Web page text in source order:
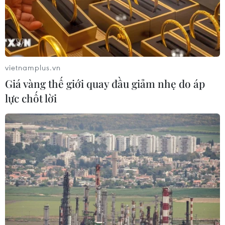
Theo các thương lái, giá sầu riêng Ri6 hiện dao động khoảng
60.000-65.000 đồng/kg, giảm khoảng 50.000 đồng so với
đầu tháng 4. (Ảnh: Thu Hiền/TTXVN)
Theo ông Huỳnh Thanh Vui, Phó Chi cục trưởng
Chi cục Trồng trọt và Bảo vệ thực vật Cần Thơ, vì
luật không cấm vùng trồng được cấp mã số thì
vietnamplus.vn
Giá vàng thế giới quay đầu giảm nhẹ do áp
lực chốt lời